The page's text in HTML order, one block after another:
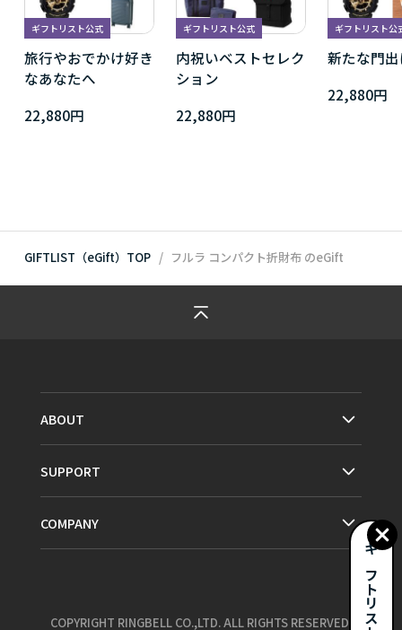
ギフトリスト公式
旅行やおでかけ好き
なあなたへ
22,880円
ギフトリスト公式
内祝いベストセレク
ション
22,880円
ギフトリスト公
新たな門
22,880円
GIFTLIST（eGift）TOP フルラ コンパクト折財布 のeGift
ABOUT
SUPPORT
COMPANY
COPYRIGHT RINGBELL CO.,LTD. ALL RIGHTS RESERVED.